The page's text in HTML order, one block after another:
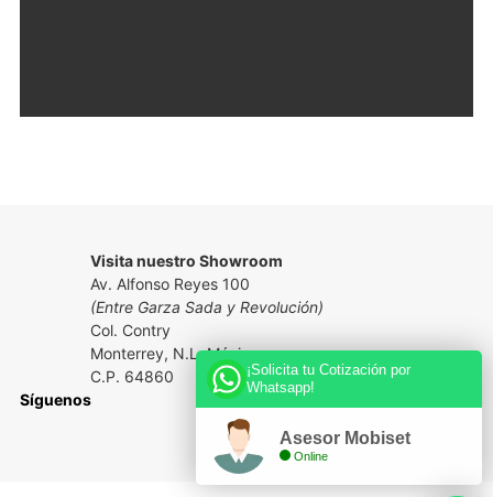
Visita nuestro Showroom
Av. Alfonso Reyes 100
(Entre Garza Sada y Revolución)
Col. Contry
Monterrey, N.L. México
C.P. 64860
Síguenos
¡Solicita tu Cotización por
Whatsapp!
Asesor Mobiset
Online